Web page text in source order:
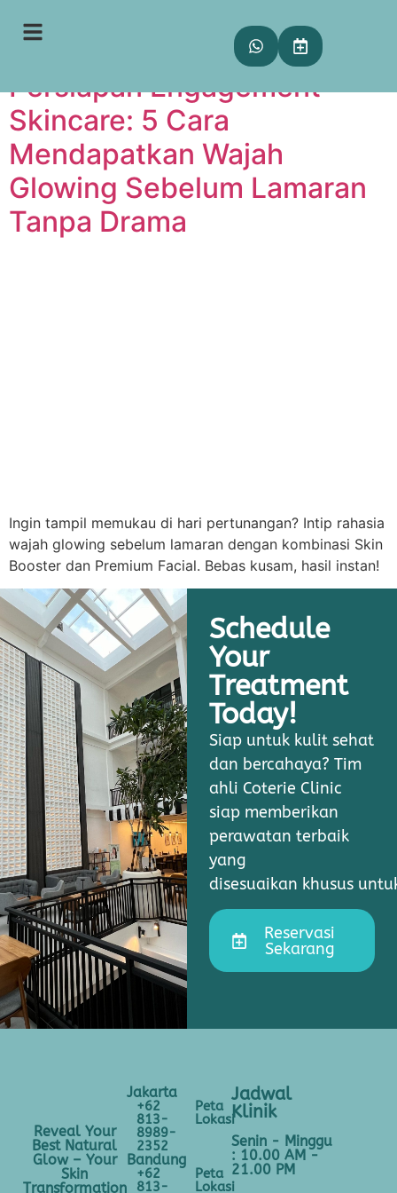
Tag: bright skin
Persiapan Engagement
Skincare: 5 Cara
Mendapatkan Wajah
Glowing Sebelum Lamaran
Tanpa Drama
Ingin tampil memukau di hari pertunangan? Intip rahasia
wajah glowing sebelum lamaran dengan kombinasi Skin
Booster dan Premium Facial. Bebas kusam, hasil instan!
Schedule
Your
Treatment
Today!
Siap untuk kulit sehat
dan bercahaya? Tim
ahli Coterie Clinic
siap memberikan
perawatan terbaik
yang
disesuaikan khusus
Reservasi
Sekarang
Reveal Your
Best Natural
Glow – Your
Skin
Transformation
Jakarta
+62
813-
8989-
2352
Peta
Lokasi
Bandung
+62
813-
Peta
Lokasi
Jadwal
Klinik
Senin - Minggu
: 10.00 AM -
21.00 PM